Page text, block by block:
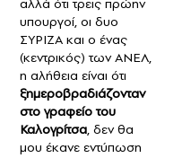
υπουργοί, οι δυο
ΣΥΡΙΖΑ και ο ένας
(κεντρικός) των ΑΝΕΛ,
η αλήθεια είναι ότι
ξημεροβραδιάζονταν
στο γραφείο του
Καλογρίτσα, δεν θα
μου έκανε εντύπωση